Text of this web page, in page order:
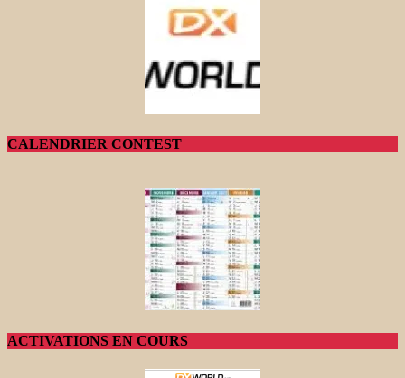
CALENDRIER CONTEST
ACTIVATIONS EN COURS